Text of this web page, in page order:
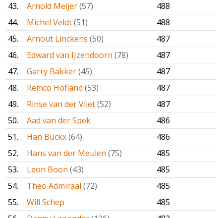
43.
Arnold Meijer(57)
488
44.
Michel Veldt(51)
488
45.
Arnout Linckens (50)
487
46.
Edward van IJzendoorn (78)
487
47.
Garry Bakker(45)
487
48.
Remco Hofland (53)
487
49.
Rinse van der Vliet(52)
487
50.
Aad van der Spek
486
51.
Han Buckx(64)
486
52.
Hans van der Meulen (75)
485
53.
Leon Boon (43)
485
54.
Theo Admiraal (72)
485
55.
Will Schep
485